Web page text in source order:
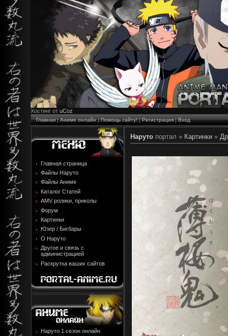
Хостинг от uCoz
Главная|Аниме онлайн|Помощь сайту!|Регистрация|Вход
Главная страница
Файлы Наруто
Файлы Аниме
Каталог Статей
AMV ролики, приколы
Форум
Картинки
Юзер / Бигбары
О Наруто
Другое и связь с
администрацией
Раскрутка ваших сайтов
Наруто 1 сезон онлайн
Наруто портал » Картинки »